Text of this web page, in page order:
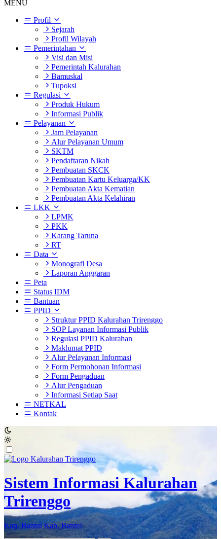
MENU
Profil
Sejarah
Profil Wilayah
Pemerintahan
Visi dan Misi
Pemerintah Kalurahan
Bamuskal
Tupoksi
Regulasi
Produk Hukum
Informasi Publik
Pelayanan
Jam Pelayanan
Alur Pelayanan Umum
SKTM
Pendaftaran Nikah
Pembuatan SKCK
Pembuatan Kartu Keluarga/KK
Pembuatan Akta Kematian
Pembuatan Akta Kelahiran
LKK
LPMK
PKK
Karang Taruna
RT
Data
Monografi Desa
Laporan Anggaran
Peta
Status IDM
Bantuan
PPID
Struktur PPID Kalurahan Trirenggo
SOP Layanan Informasi Publik
Regulasi PPID Kalurahan
Maklumat PPID
Alur Pelayanan Informasi
Form Permohonan Informasi
Form Pengaduan
Alur Pengaduan
Informasi Setiap Saat
NETKAL
Kontak
Sistem Informasi Kalurahan
Trirenggo
Kap. Bantul Kab. Bantul